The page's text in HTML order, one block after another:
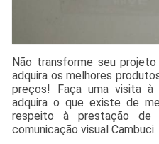
Não transforme seu
adquira os melhores
preços! Faça uma visita
adquira o que existe de
respeito à prestação de
comunicação visual Cambuci.